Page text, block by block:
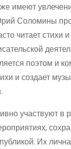
имеют
Соломины
читает стихи
поэтом и
и создает
участвуют в
Их